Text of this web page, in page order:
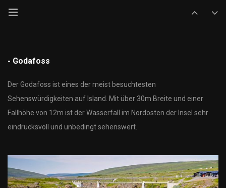
- Godafoss
Der Godafoss ist eines der meist besuchtesten
Sehenswürdigkeiten auf Island. Mit über 30m Breite und einer
Fallhöhe von 12m ist der Wasserfall im Nordosten der Insel sehr
eindrucksvoll und unbedingt sehenswert.